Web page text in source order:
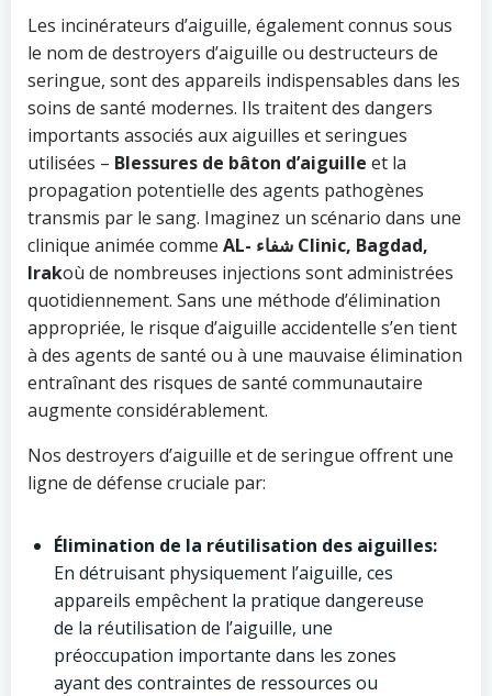
Les incinérateurs d’aiguille, également connus sous
le nom de destroyers d’aiguille ou destructeurs de
seringue, sont des appareils indispensables dans les
soins de santé modernes. Ils traitent des dangers
importants associés aux aiguilles et seringues
utilisées – Blessures de bâton d’aiguille et la
propagation potentielle des agents pathogènes
transmis par le sang. Imaginez un scénario dans une
clinique animée comme AL- شفاء Clinic, Bagdad,
Irakoù de nombreuses injections sont administrées
quotidiennement. Sans une méthode d’élimination
appropriée, le risque d’aiguille accidentelle s’en tient
à des agents de santé ou à une mauvaise élimination
entraînant des risques de santé communautaire
augmente considérablement.
Nos destroyers d’aiguille et de seringue offrent une
ligne de défense cruciale par:
Élimination de la réutilisation des aiguilles:
En détruisant physiquement l’aiguille, ces
appareils empêchent la pratique dangereuse
de la réutilisation de l’aiguille, une
préoccupation importante dans les zones
ayant des contraintes de ressources ou